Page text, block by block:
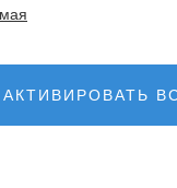
АКТИВИРОВАТЬ